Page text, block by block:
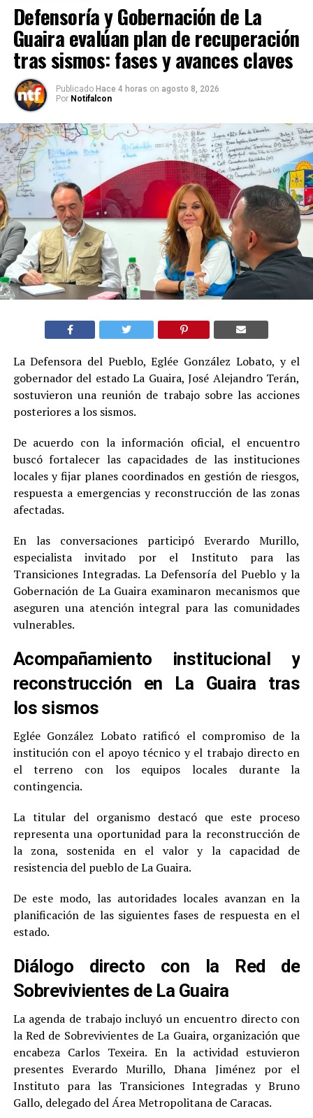
Defensoría y Gobernación de La
Guaira evalúan plan de recuperación
tras sismos: fases y avances claves
Publicado Hace 4 horas on agosto 8, 2026
Por Notifalcon
La Defensora del Pueblo, Eglée González Lobato, y el
gobernador del estado La Guaira, José Alejandro Terán,
sostuvieron una reunión de trabajo sobre las acciones
posteriores a los sismos.
De acuerdo con la información oficial, el encuentro
buscó fortalecer las capacidades de las instituciones
locales y fijar planes coordinados en gestión de riesgos,
respuesta a emergencias y reconstrucción de las zonas
afectadas.
En las conversaciones participó Everardo Murillo,
especialista invitado por el Instituto para las
Transiciones Integradas. La Defensoría del Pueblo y la
Gobernación de La Guaira examinaron mecanismos que
aseguren una atención integral para las comunidades
vulnerables.
Acompañamiento institucional y
reconstrucción en La Guaira tras
los sismos
Eglée González Lobato ratificó el compromiso de la
institución con el apoyo técnico y el trabajo directo en
el terreno con los equipos locales durante la
contingencia.
La titular del organismo destacó que este proceso
representa una oportunidad para la reconstrucción de
la zona, sostenida en el valor y la capacidad de
resistencia del pueblo de La Guaira.
De este modo, las autoridades locales avanzan en la
planificación de las siguientes fases de respuesta en el
estado.
Diálogo directo con la Red de
Sobrevivientes de La Guaira
La agenda de trabajo incluyó un encuentro directo con
la Red de Sobrevivientes de La Guaira, organización que
encabeza Carlos Texeira. En la actividad estuvieron
presentes Everardo Murillo, Dhana Jiménez por el
Instituto para las Transiciones Integradas y Bruno
Gallo, delegado del Área Metropolitana de Caracas.